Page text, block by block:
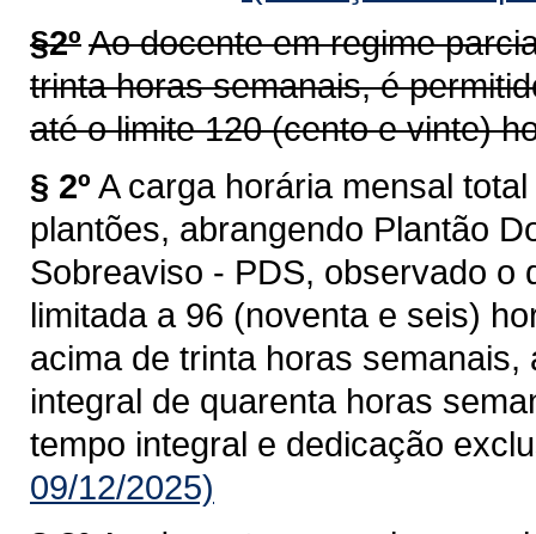
§2ºAo docente em regime
trinta horas semanais, é
até o limite 120 (cento e vinte)
§ 2º A carga horária mensal
plantões, abrangendo Plantão
Sobreaviso - PDS, observado o
limitada a 96 (noventa e seis)
acima de trinta horas
integral de quarenta horas
tempo integral e dedicação
09/12/2025)